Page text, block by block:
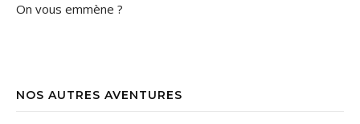
On vous emmène ?
NOS AUTRES AVENTURES